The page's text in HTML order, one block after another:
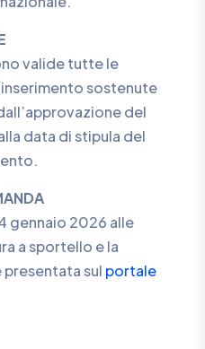
valide tutte le
sostenute
del
data di stipula del
gennaio 2026 alle
a sportello e la
sul portale